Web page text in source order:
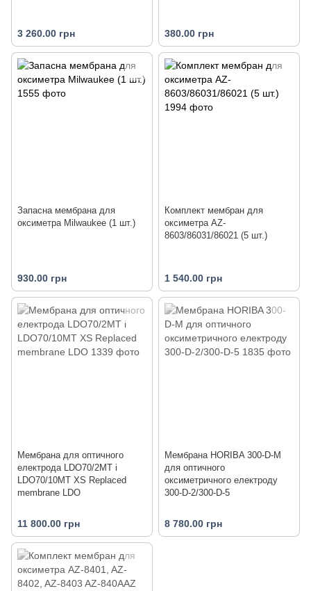
3 260.00 грн 380.00 грн
Запасна мембрана для
оксиметра Milwaukee (1 шт.)
930.00 грн
Комплект мембран для
оксиметра AZ-
8603/86031/86021 (5 шт.)
1 540.00 грн
Мембрана для оптичного
електрода LDO70/2MT і
LDO70/10MT XS Replaced
membrane LDO
11 800.00 грн
Мембрана HORIBA 300-D-M
для оптичного
оксиметричного електроду
300-D-2/300-D-5
8 780.00 грн